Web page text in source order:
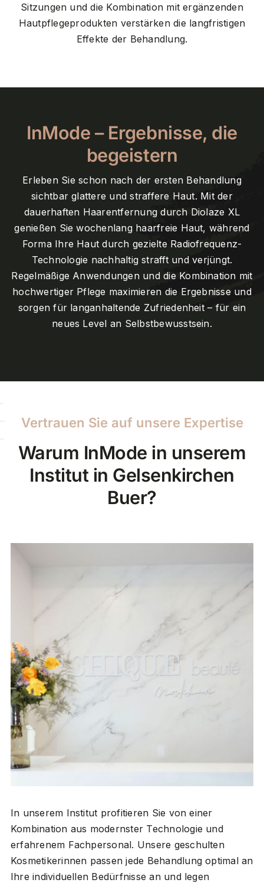
Sitzungen und die Kombination mit ergänzenden
Hautpflegeprodukten verstärken die langfristigen
Effekte der Behandlung.
InMode – Ergebnisse, die
begeistern
Erleben Sie schon nach der ersten Behandlung
sichtbar glattere und straffere Haut. Mit der
dauerhaften Haarentfernung durch Diolaze XL
genießen Sie wochenlang haarfreie Haut, während
Forma Ihre Haut durch gezielte Radiofrequenz-
Technologie nachhaltig strafft und verjüngt.
Regelmäßige Anwendungen und die Kombination mit
hochwertiger Pflege maximieren die Ergebnisse und
sorgen für langanhaltende Zufriedenheit – für ein
neues Level an Selbstbewusstsein.
Vertrauen Sie auf unsere Expertise
Warum InMode in unserem
Institut in Gelsenkirchen
Buer?
In unserem Institut profitieren Sie von einer
Kombination aus modernster Technologie und
erfahrenem Fachpersonal. Unsere geschulten
Kosmetikerinnen passen jede Behandlung optimal an
Ihre individuellen Bedürfnisse an und legen